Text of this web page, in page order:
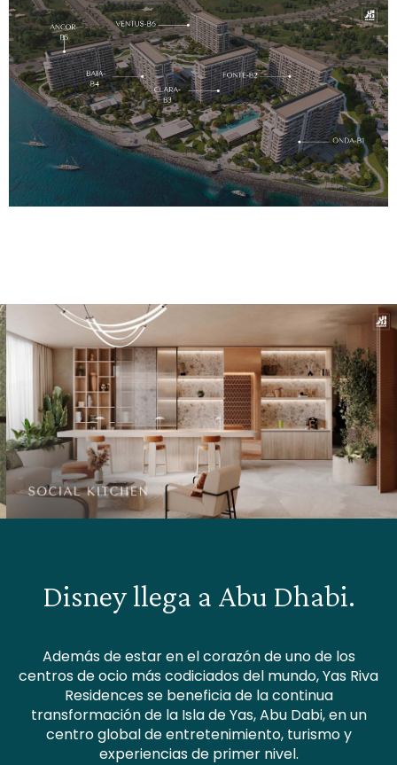
Disney llega a Abu Dhabi.
Además de estar en el corazón de uno de los
centros de ocio más codiciados del mundo, Yas Riva
Residences se beneficia de la continua
transformación de la Isla de Yas, Abu Dabi, en un
centro global de entretenimiento, turismo y
experiencias de primer nivel.